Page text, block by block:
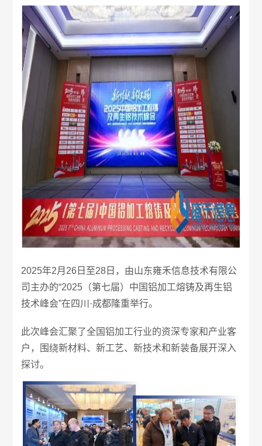
2025年2月26日至28日，由山东雍禾信息技术有限公
司主办的“2025（第七届）中国铝加工熔铸及再生铝
技术峰会”在四川·成都隆重举行。
此次峰会汇聚了全国铝加工行业的资深专家和产业客
户，围绕新材料、新工艺、新技术和新装备展开深入
探讨。